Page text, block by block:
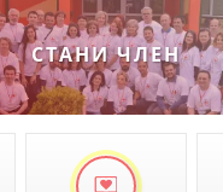
ЗА НАС
ДЕЈСТВУВАЊЕ
СТАНИ ЧЛЕН